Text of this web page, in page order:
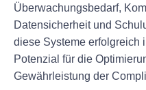
Überwachungsbedarf,
Datensicherheit und
diese Systeme erfolgreich
Potenzial für die
Gewährleistung der